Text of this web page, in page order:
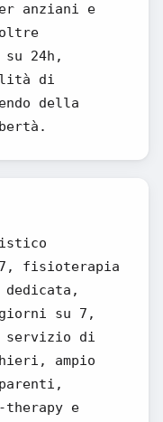
anziani e
24h,
di
della
fisioterapia
su 7,
servizio di
ampio
e